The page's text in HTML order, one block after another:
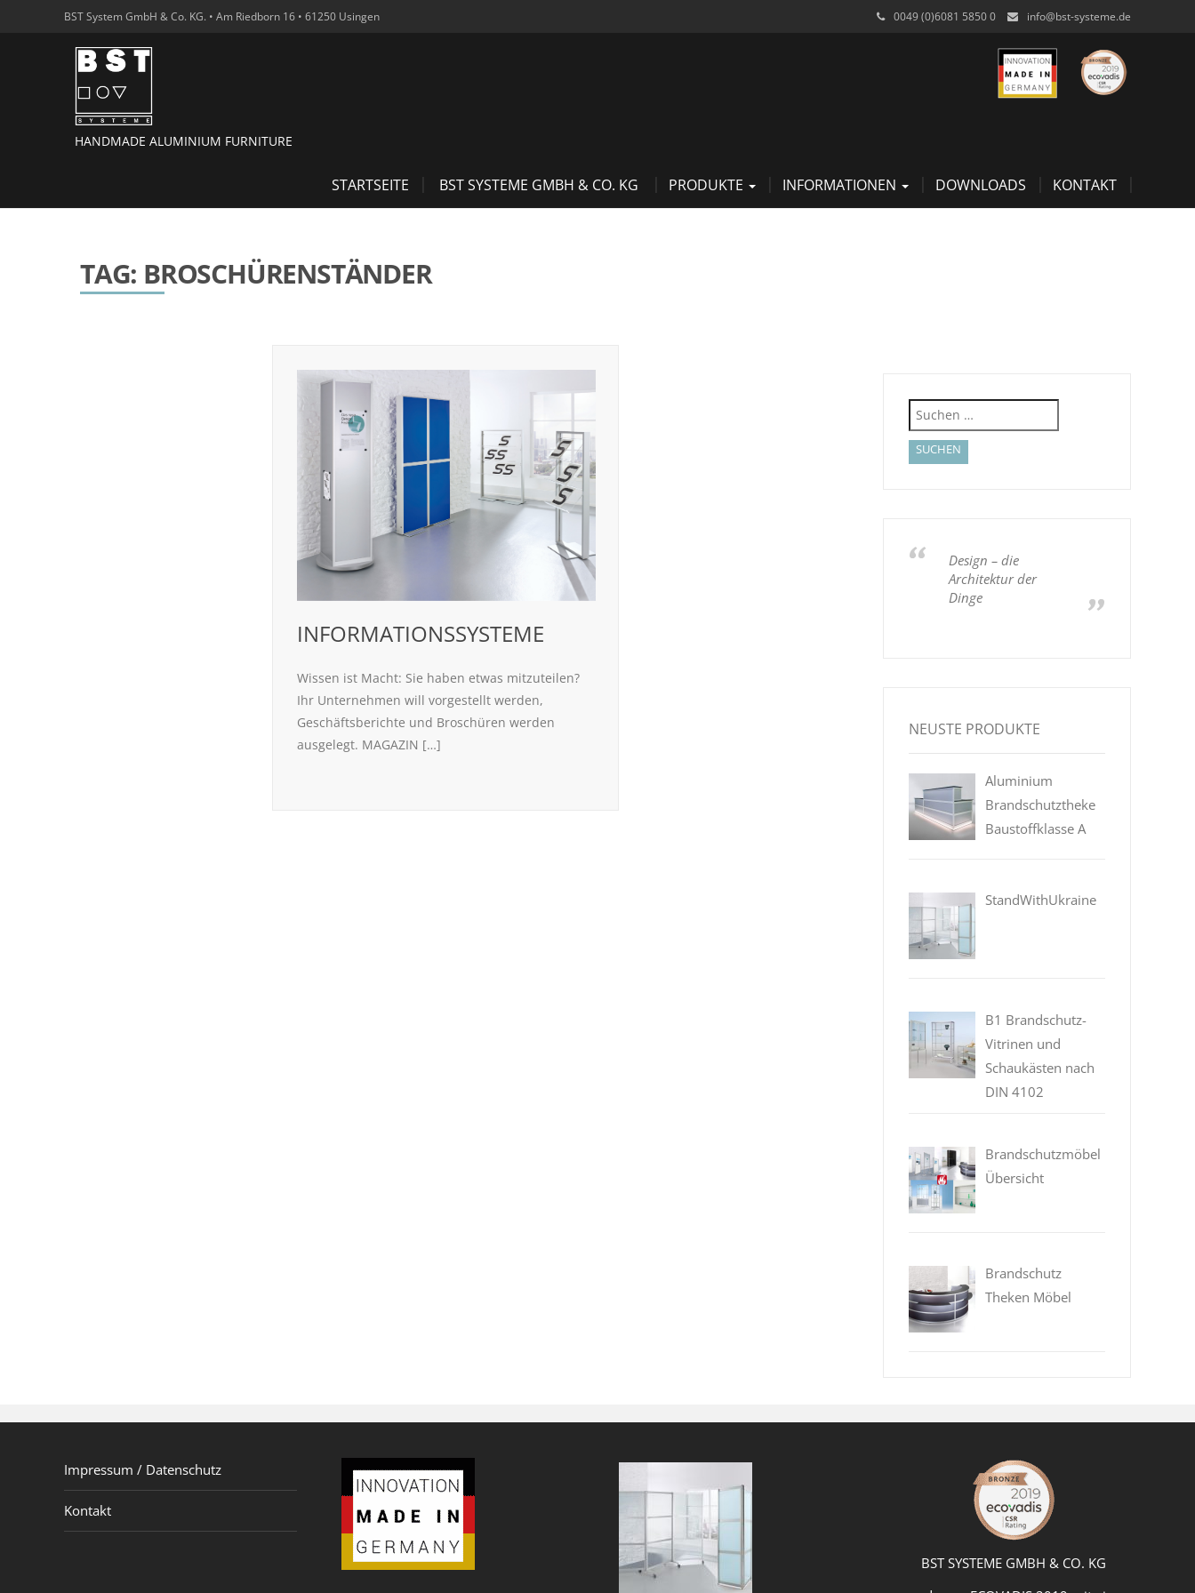
BST System GmbH & Co. KG. • Am Riedborn 16 • 61250 Usingen 0049 (0)6081 5850 0 info@bst-systeme.de
HANDMADE ALUMINIUM FURNITURE
STARTSEITE BST SYSTEME GMBH & CO. KG PRODUKTE INFORMATIONEN DOWNLOADS KONTAKT
TAG: BROSCHÜRENSTÄNDER
INFORMATIONSSYSTEME
Wissen ist Macht: Sie haben etwas mitzuteilen?
Ihr Unternehmen will vorgestellt werden,
Geschäftsberichte und Broschüren werden
ausgelegt. MAGAZIN […]
Suchen
nach:
Design – die
Architektur der
Dinge
NEUSTE PRODUKTE
Aluminium
Brandschutztheke
Baustoffklasse A
StandWithUkraine
B1 Brandschutz-
Vitrinen und
Schaukästen nach
DIN 4102
Brandschutzmöbel
Übersicht
Brandschutz
Theken Möbel
Impressum / Datenschutz
Kontakt
BST SYSTEME GMBH & CO. KG